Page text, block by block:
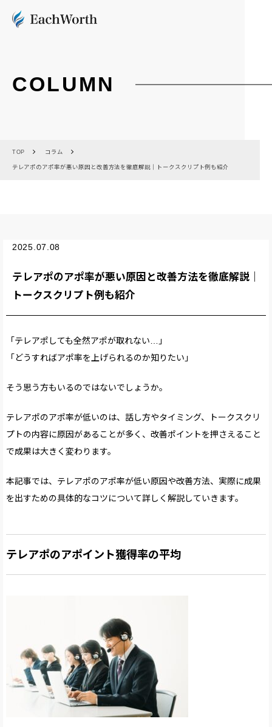
COLUMN
TOP コラム
テレアポのアポ率が悪い原因と改善方法を徹底解説｜トークスクリプト例も紹介
2025.07.08
テレアポのアポ率が悪い原因と改善方法を徹底解説｜
トークスクリプト例も紹介
「テレアポしても全然アポが取れない…」
「どうすればアポ率を上げられるのか知りたい」
そう思う方もいるのではないでしょうか。
テレアポのアポ率が低いのは、話し方やタイミング、トークスクリ
プトの内容に原因があることが多く、改善ポイントを押さえること
で成果は大きく変わります。
本記事では、テレアポのアポ率が低い原因や改善方法、実際に成果
を出すための具体的なコツについて詳しく解説していきます。
テレアポのアポイント獲得率の平均